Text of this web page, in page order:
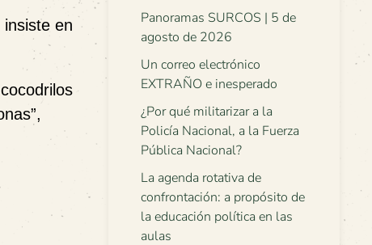
en
Panoramas SURCOS | 5 de
agosto de 2026
Un correo electrónico
EXTRAÑO e inesperado
¿Por qué militarizar a la
Policía Nacional, a la Fuerza
Pública Nacional?
La agenda rotativa de
confrontación: a propósito de
la educación política en las
aulas